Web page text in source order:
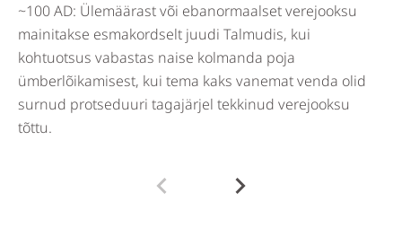
~100 AD: Ülemäärast või ebanormaalset verejooksu
mainitakse esmakordselt juudi Talmudis, kui
kohtuotsus vabastas naise kolmanda poja
ümberlõikamisest, kui tema kaks vanemat venda olid
surnud protseduuri tagajärjel tekkinud verejooksu
tõttu.